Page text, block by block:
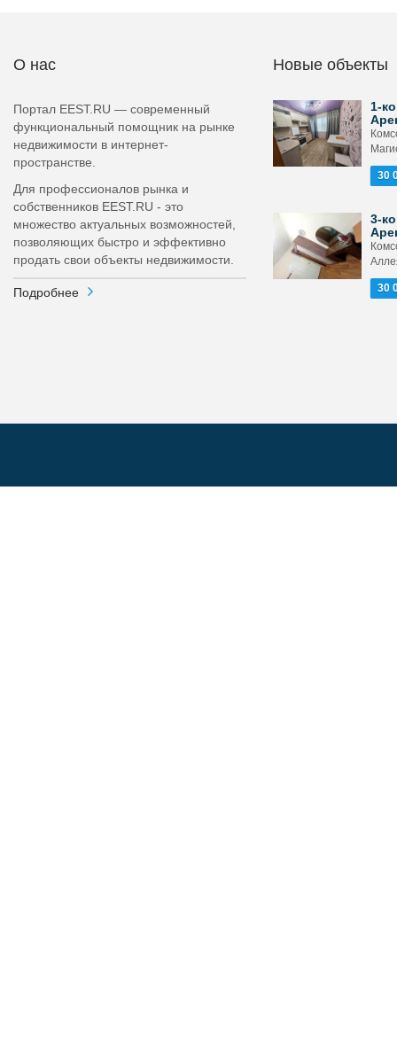
О нас
Портал EEST.RU — современный
функциональный помощник на рынке
недвижимости в интернет-
пространстве.
Для профессионалов рынка и
собственников EEST.RU - это
множество актуальных возможностей,
позволяющих быстро и эффективно
продать свои объекты недвижимости.
Подробнее
Новые объекты
1-
30
3-
30